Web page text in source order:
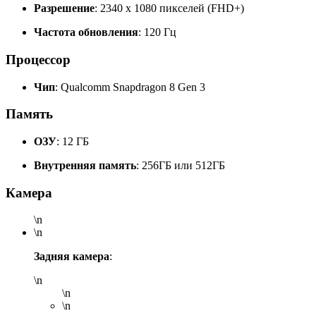
Разрешение: 2340 x 1080 пикселей (FHD+)
Частота обновления: 120 Гц
Процессор
Чип: Qualcomm Snapdragon 8 Gen 3
Память
ОЗУ: 12 ГБ
Внутренняя память: 256ГБ или 512ГБ
Камера
\n
\n
Задняя камера:
\n
\n
\n